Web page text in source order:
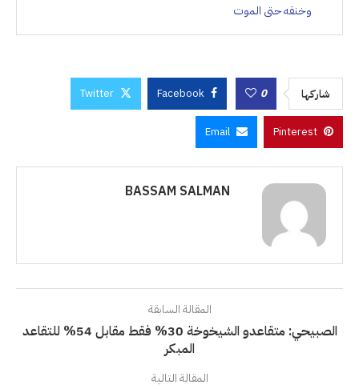
وخنقه حتى الموت
شاركها 0
Facebook
Twitter
Pinterest
Email
BASSAM SALMAN
المقالة السابقة
الصبيحي: متقاعدو الشيخوخة 30% فقط مقابل 54% للتقاعد
المبكر
المقالة التالية